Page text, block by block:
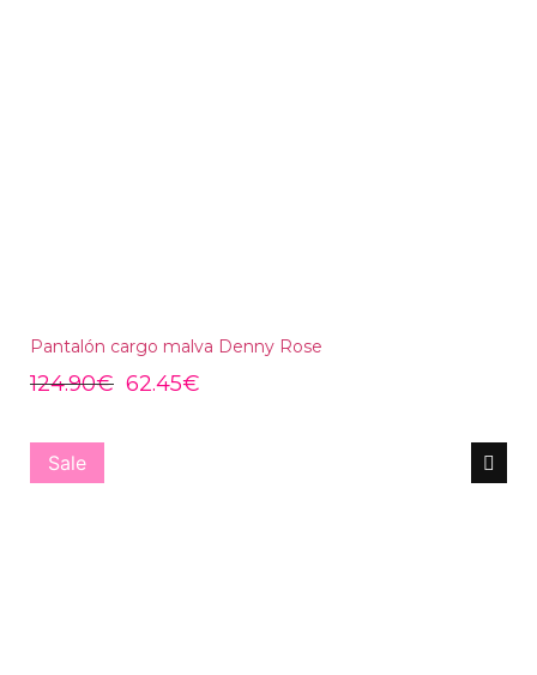
Pantalón cargo malva Denny Rose
124.90€ 62.45€
Sale